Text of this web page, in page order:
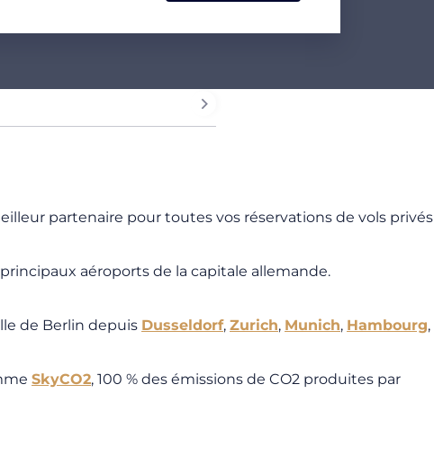
partenaire pour toutes vos réservations de vols privés
principaux aéroports de la capitale allemande.
de Berlin depuis Dusseldorf, Zurich, Munich, Hambourg,
SkyCO2, 100 % des émissions de CO2 produites par